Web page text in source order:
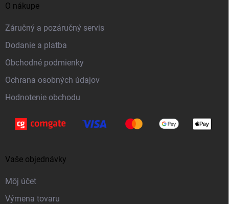
p
ä
e
O nákupe
Záručný a pozáručný servis
Dodanie a platba
Obchodné podmienky
Ochrana osobných údajov
Hodnotenie obchodu
Vaše objednávky
Môj účet
Výmena tovaru